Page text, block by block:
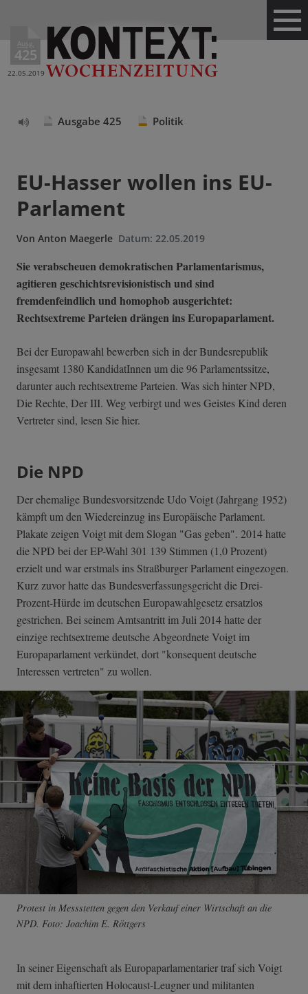
Ausg.
425
22.05.2019
Ausgabe 425 Politik
EU-Hasser wollen ins EU-
Parlament
Von Anton Maegerle Datum: 22.05.2019
Sie verabscheuen demokratischen Parlamentarismus,
agitieren geschichtsrevisionistisch und sind
fremdenfeindlich und homophob ausgerichtet:
Rechtsextreme Parteien drängen ins Europaparlament.
Bei der Europawahl bewerben sich in der Bundesrepublik
insgesamt 1380 KandidatInnen um die 96 Parlamentssitze,
darunter auch rechtsextreme Parteien. Was sich hinter NPD,
Die Rechte, Der III. Weg verbirgt und wes Geistes Kind deren
Vertreter sind, lesen Sie hier.
Die NPD
Der ehemalige Bundesvorsitzende Udo Voigt (Jahrgang 1952)
kämpft um den Wiedereinzug ins Europäische Parlament.
Plakate zeigen Voigt mit dem Slogan "Gas geben". 2014 hatte
die NPD bei der EP-Wahl 301 139 Stimmen (1,0 Prozent)
erzielt und war erstmals ins Straßburger Parlament eingezogen.
Kurz zuvor hatte das Bundesverfassungsgericht die Drei-
Prozent-Hürde im deutschen Europawahlgesetz ersatzlos
gestrichen. Bei seinem Amtsantritt im Juli 2014 hatte der
einzige rechtsextreme deutsche Abgeordnete Voigt im
Europaparlament verkündet, dort "konsequent deutsche
Interessen vertreten" zu wollen.
Protest in Messstetten gegen den Verkauf einer Wirtschaft an die
NPD. Foto: Joachim E. Röttgers
In seiner Eigenschaft als Europaparlamentarier traf sich Voigt
mit dem inhaftierten Holocaust-Leugner und militanten